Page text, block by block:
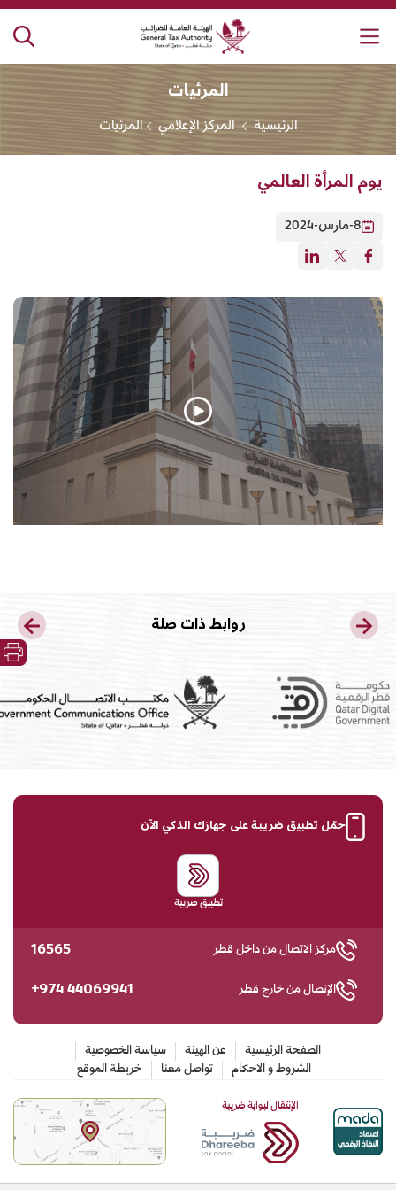
الهيئة العامة للضرائب
المرئيات
الرئيسية المركز الإعلامي المرئيات
يوم المرأة العالمي
8-مارس-2024
روابط ذات صلة
حمّل تطبيق ضريبة على جهازك الذكي الآن
تطبيق ضريبة
مركز الاتصال من داخل قطر 16565
الإتصال من خارج قطر +974 44069941
الصفحة الرئيسية عن الهيئة
سياسة الخصوصية
الشروط و الاحكام
تواصل معنا خريطة الموقع
الإنتقال لبوابة ضريبة